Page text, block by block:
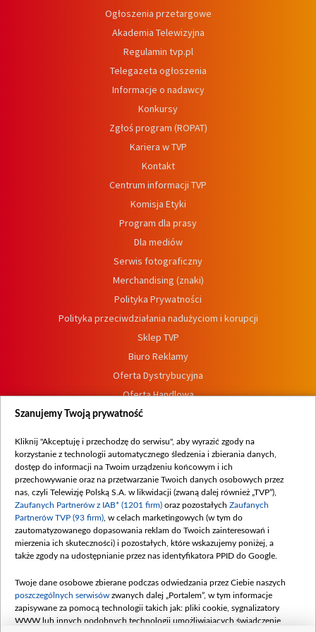
Ogłoszenia przetargowe
Akademia Telewizyjna
Regulamin tvp.pl
Telegazeta ogłoszenia
Informacje o nadawcy
Konkursy
Zgłoś program (ROPAT)
Kariera w TVP
Kontakt
Centrum informacji TVP
Komisja Etyki
Program dla prasy
Dla mediów
Serwis fotograficzny
Merchandising (znaki)
Polityka Prywatności
Polityka przeciwdziałania nadużyciom i korupcji
Sklep TVP
Biuro Reklamy
Oferta Dystrybucyjna
Oferta Handlowa
Dostępność
Procedura zgłoszeń wewnętrznych
Szanujemy Twoją prywatność
Kliknij "Akceptuję i przechodzę do serwisu", aby wyrazić zgody na
korzystanie z technologii automatycznego śledzenia i zbierania danych,
dostęp do informacji na Twoim urządzeniu końcowym i ich
przechowywanie oraz na przetwarzanie Twoich danych osobowych przez
nas, czyli Telewizję Polską S.A. w likwidacji (zwaną dalej również „TVP”),
Zaufanych Partnerów z IAB* (1201 firm) oraz pozostałych Zaufanych
Partnerów TVP (93 firm) , w celach marketingowych (w tym do
zautomatyzowanego dopasowania reklam do Twoich zainteresowań i
mierzenia ich skuteczności) i pozostałych, które wskazujemy poniżej, a
także zgody na udostępnianie przez nas identyfikatora PPID do Google.
Twoje dane osobowe zbierane podczas odwiedzania przez Ciebie naszych
poszczególnych serwisów zwanych dalej „Portalem”, w tym informacje
zapisywane za pomocą technologii takich jak: pliki cookie, sygnalizatory
WWW lub innych podobnych technologii umożliwiających świadczenie